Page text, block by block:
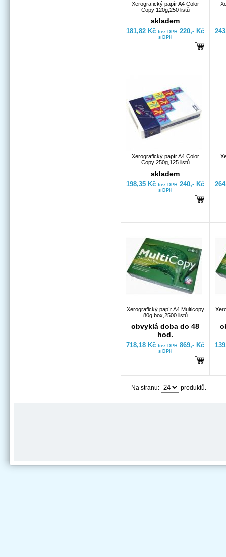
Xerografický papír A4 Color
Copy 120g,250 listů
skladem
181,82 Kč bez DPH 220,- Kč
s DPH
Xerografický papír A4 Color
Copy 250g,125 listů
skladem
198,35 Kč bez DPH 240,- Kč
s DPH
Xerografický papír A4 Multicopy
80g box,2500 listů
obvyklá doba do 48
hod.
718,18 Kč bez DPH 869,- Kč
s DPH
Na stranu: produktů.